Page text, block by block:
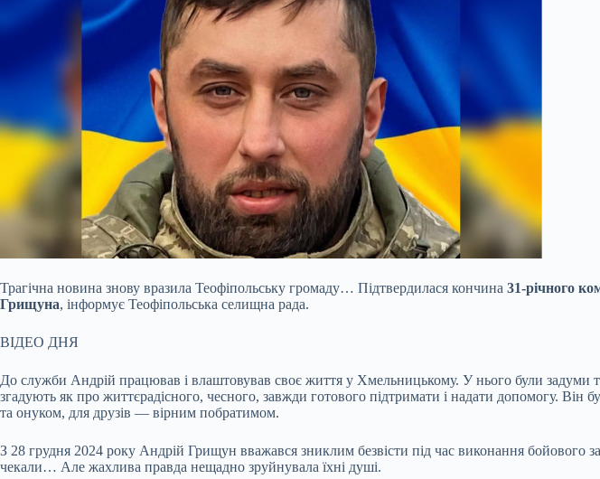
Трагічна новина знову вразила Теофіпольську громаду… Підтвердилася кончина 31-річного
Грищуна, інформує Теофіпольська селищна рада.
ВІДЕО ДНЯ
До служби Андрій працював і влаштовував своє життя у Хмельницькому. У нього були задуми
згадують як про життєрадісного, чесного, завжди готового підтримати і надати допомогу.
та онуком, для друзів — вірним побратимом.
З 28 грудня 2024 року Андрій Грищун вважався зниклим безвісти під час виконання бойового
чекали… Але жахлива правда нещадно зруйнувала їхні душі.